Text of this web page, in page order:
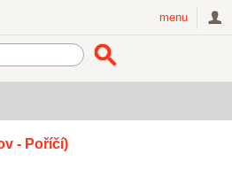
menu
- Poříčí)